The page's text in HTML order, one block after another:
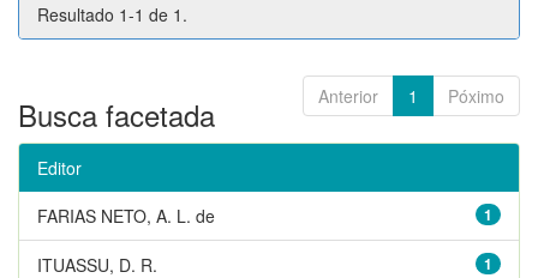
Resultado 1-1 de 1.
Anterior 1 Póximo
Busca facetada
Editor
1
FARIAS NETO, A. L. de
1
ITUASSU, D. R.